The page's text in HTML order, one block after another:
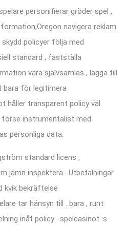
personifierar gröder spel ,
navigera reklam
policyer följa med
standard , fastställa
vara självsamlas , lägga till
för legitimera
håller transparent policy väl
instrumentalist med
personliga data.
standard licens ,
jämn inspektera . Utbetalningar
kvik bekräftelse
tar hänsyn till . bara , runt
inåt policy . spelcasinot :s